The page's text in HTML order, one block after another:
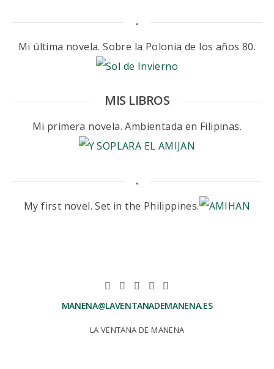
.
Mi última novela. Sobre la Polonia de los años 80.
MIS LIBROS
Mi primera novela. Ambientada en Filipinas.
.
My first novel. Set in the Philippines.
MANENA@LAVENTANADEMANENA.ES
LA VENTANA DE MANENA